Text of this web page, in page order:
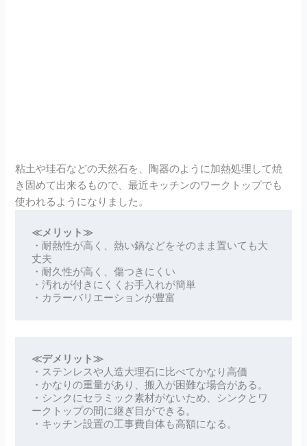
粘土や珪石などの天然石を、陶器のように加熱処理して焼
き固めて出来るもので、最近キッチンのワークトップでも
使われるようになりました。
≪メリット≫
・耐熱性が高く、熱い鍋などをそのまま置いても大
丈夫
・耐久性が高く、傷つきにくい
・汚れが付きにくくお手入れが簡単
・カラーバリエーションが豊富
≪デメリット≫
・ステンレスや人造大理石に比べてかなり高価
・かなりの重量があり、搬入が困難な場合がある。
・シンクにセラミック素材がないため、シンクとワ
ークトップの間に継ぎ目ができる。
・キッチン設置の工事費自体も高額になる。